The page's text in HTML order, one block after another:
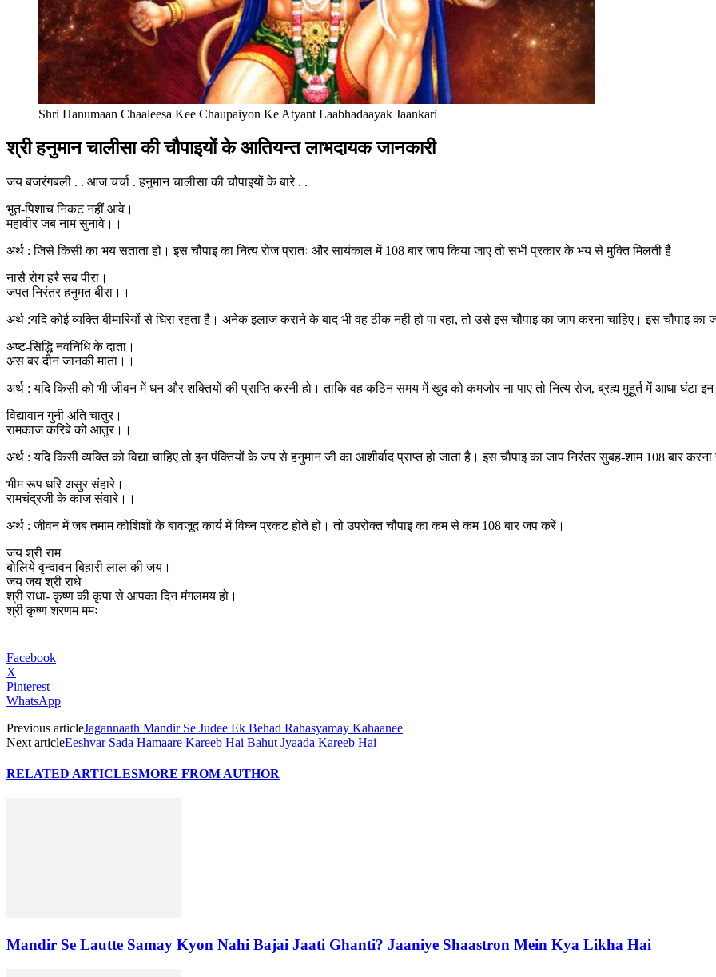
Shri Hanumaan Chaaleesa Kee Chaupaiyon Ke Atyant Laabhadaayak Jaankari
श्री हनुमान चालीसा की चौपाइयों के आतियन्त लाभदायक जानकारी
जय बजरंगबली . . आज चर्चा . हनुमान चालीसा की चौपाइयों के बारे . .
भूत-पिशाच निकट नहीं आवे।
महावीर जब नाम सुनावे।।
अर्थ : जिसे किसी का भय सताता हो। इस चौपाइ का नित्य रोज प्रातः और सायंकाल में 108 बार जाप किया जाए तो सभी प्रकार के भय से मुक्ति मिलती है
नासै रोग हरै सब पीरा।
जपत निरंतर हनुमत बीरा।।
अर्थ :यदि कोई व्यक्ति बीमारियों से घिरा रहता है। अनेक इलाज कराने के बाद भी वह ठीक नही हो पा रहा, तो उसे इस चौपाइ का जाप करना चाहिए। इस चौपाइ का
अष्ट-सिद्धि नवनिधि के दाता।
अस बर दीन जानकी माता।।
अर्थ : यदि किसी को भी जीवन में धन और शक्तियों की प्राप्ति करनी हो। ताकि वह कठिन समय में खुद को कमजोर ना पाए तो नित्य रोज, ब्रह्म मुहूर्त में आधा घंटा
विद्यावान गुनी अति चातुर।
रामकाज करिबे को आतुर।।
अर्थ : यदि किसी व्यक्ति को विद्या चाहिए तो इन पंक्तियों के जप से हनुमान जी का आशीर्वाद प्राप्त हो जाता है। इस चौपाइ का जाप निरंतर सुबह-शाम 108 बार करना
भीम रूप धरि असुर संहारे।
रामचंद्रजी के काज संवारे।।
अर्थ : जीवन में जब तमाम कोशिशों के बावजूद कार्य में विघ्न प्रकट होते हो। तो उपरोक्त चौपाइ का कम से कम 108 बार जप करें।
जय श्री राम
बोलिये वृन्दावन बिहारी लाल की जय।
जय जय श्री राधे।
श्री राधा- कृष्ण की कृपा से आपका दिन मंगलमय हो।
श्री कृष्ण शरणम ममः
Facebook
X
Pinterest
WhatsApp
Previous articleJagannaath Mandir Se Judee Ek Behad Rahasyamay Kahaanee
Next articleEeshvar Sada Hamaare Kareeb Hai Bahut Jyaada Kareeb Hai
RELATED ARTICLESMORE FROM AUTHOR
Mandir Se Lautte Samay Kyon Nahi Bajai Jaati Ghanti? Jaaniye Shaastron Mein Kya Likha Hai